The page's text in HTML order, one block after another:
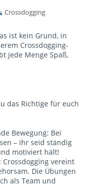
Crossdogging
ist kein Grund, in
Crossdogging-
jede Menge Spaß,
das Richtige für euch
Bewegung: Bei
– ihr seid ständig
motiviert hält!
vereint
Die Übungen
als Team und